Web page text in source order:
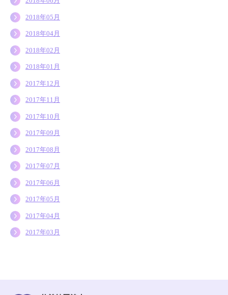
2018年05月
2018年04月
2018年02月
2018年01月
2017年12月
2017年11月
2017年10月
2017年09月
2017年08月
2017年07月
2017年06月
2017年05月
2017年04月
2017年03月